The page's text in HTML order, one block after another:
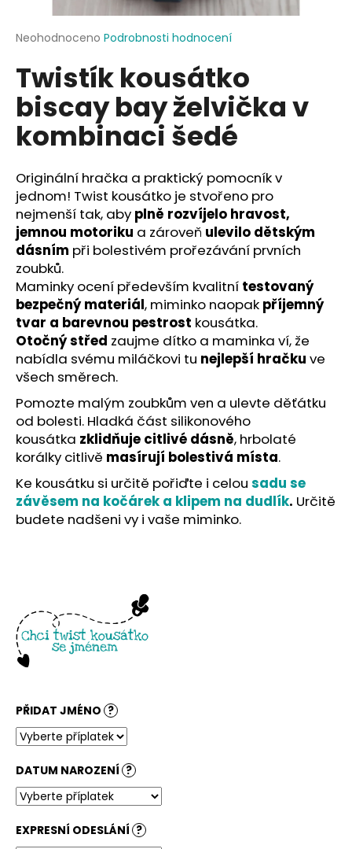
Průměrné
produktu
0,0
5
hvězdiček.
Neohodnoceno Podrobnosti hodnocení
Twistík kousátko
biscay bay želvička v
kombinaci šedé
Originální hračka a praktický pomocník v
jednom! Twist kousátko je stvořeno pro
nejmenší tak, aby plně rozvíjelo hravost,
jemnou motoriku a zároveň ulevilo dětským
dásním při bolestivém prořezávání prvních
zoubků.
Maminky ocení především kvalitní testovaný
bezpečný materiál, miminko naopak příjemný
tvar a barevnou pestrost kousátka.
Otočný střed zaujme dítko a maminka ví, že
nabídla svému miláčkovi tu nejlepší hračku ve
všech směrech.
Pomozte malým zoubkům ven a ulevte děťátku
od bolesti. Hladká část silikonového
kousátka zklidňuje citlivé dásně, hrbolaté
korálky citlivě masírují bolestivá místa.
Ke kousátku si určitě pořiďte i celou sadu se
závěsem na kočárek a klipem na dudlík. Určitě
budete nadšeni vy i vaše miminko.
PŘIDAT JMÉNO ?
DATUM NAROZENÍ ?
EXPRESNÍ ODESLÁNÍ ?
j
t
?
HLEDAT
D
o
p
o
r
u
č
u
e
m
e